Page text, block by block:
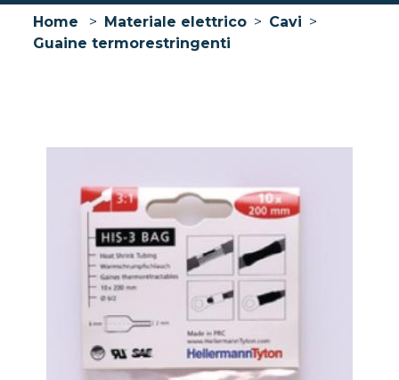
Home > Materiale elettrico > Cavi >
Guaine termorestringenti